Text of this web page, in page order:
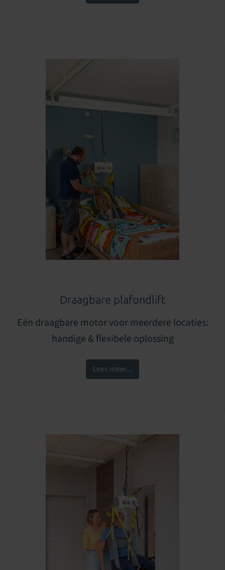
Draagbare plafondlift
Eén draagbare motor voor meerdere locaties:
handige & flexibele oplossing
Lees meer...